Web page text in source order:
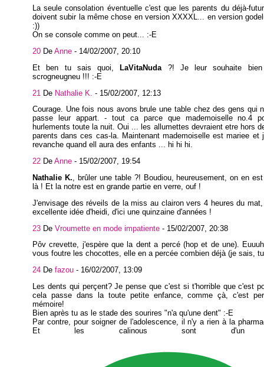
La seule consolation éventuelle c'est que les parents du déjà-
doivent subir la même chose en version XXXXL... en version
:))
On se console comme on peut... :-E
20 De Anne - 14/02/2007, 20:10
Et ben tu sais quoi,
LaVitaNuda ?! Je leur souhaite
scrogneugneu !!! :-E
21 De Nathalie K. - 15/02/2007, 12:13
Courage. Une fois nous avons brule une table chez des gens qui
passe leur appart. - tout ca parce que mademoiselle no.4
hurlements toute la nuit. Oui ... les allumettes devraient etre hors
parents dans ces cas-la. Maintenant mademoiselle est mariee et
revanche quand ell aura des enfants ... hi hi hi.
22 De Anne - 15/02/2007, 19:54
Nathalie K., brûler une table ?! Boudiou, heureusement, on en
là ! Et la notre est en grande partie en verre, ouf !
J'envisage des réveils de la miss au clairon vers 4 heures du
excellente idée d'heidi, d'ici une quinzaine d'années !
23 De Vroumette en mode impatiente - 15/02/2007, 20:38
Pôv crevette, j'espère que la dent a percé (hop et de une).
vous foutre les chocottes, elle en a percée combien déjà (je sais,
24 De fazou - 16/02/2007, 13:09
Les dents qui perçent? Je pense que c'est si t'horrible que c'est
cela passe dans la toute petite enfance, comme çà, c'est
mémoire!
Bien après tu as le stade des sourires "n'a qu'une dent" :-E
Par contre, pour soigner de l'adolescence, il n'y a rien à la
Et les calinous sont d'un